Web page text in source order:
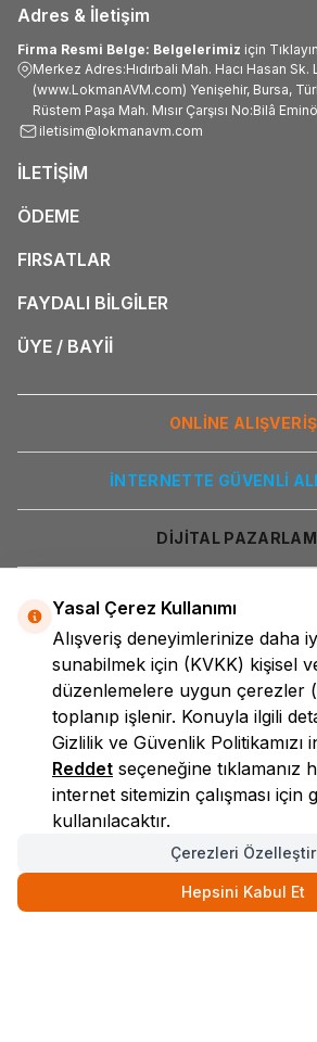
Adres & İletişim
Firma Resmi Belge: Belgelerimiz için
Merkez Adres:Hıdırbali Mah. Hacı Hasan Sk.
(www.LokmanAVM.com) Yenişehir, Bursa,
Rüstem Paşa Mah. Mısır Çarşısı No:Bilâ
iletisim@lokmanavm.com
İLETİŞİM
ÖDEME
FIRSATLAR
FAYDALI BİLGİLER
ÜYE / BAYİİ
ONLİNE ALIŞVERİŞ
İNTERNETTE GÜVENLİ
DİJİTAL
LokmanAVM
Yasal Çerez Kullanımı
Alışveriş deneyimlerinize daha
sunabilmek için (KVKK) kişisel
düzenlemelere uygun çerezler
toplanıp işlenir. Konuyla ilgili
Gizlilik ve Güvenlik Politikamızı
Reddet seçeneğine tıklamanız
internet sitemizin çalışması için
kullanılacaktır.
Çerezleri Özelleştir
Hepsini Kabul Et